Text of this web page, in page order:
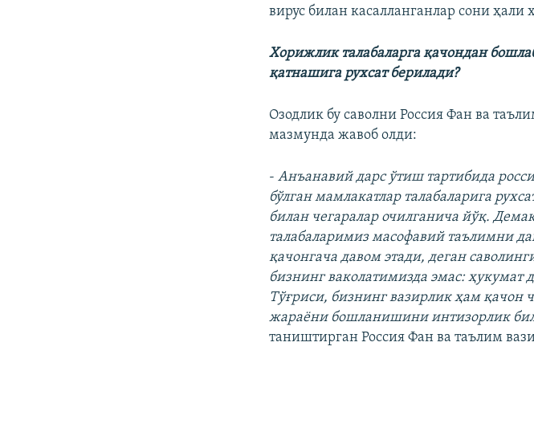
вирус билан касалланганлар сони
Хорижлик талабаларга қачондан
қатнашига рухсат берилади?
Озодлик бу саволни Россия Фан ва
мазмунда жавоб олди:
-Анъанавий дарс ўтиш тартибида
бўлган мамлакатлар талабаларига
билан чегаралар очилганича йўқ.
талабаларимиз масофавий таълимни
қачонгача давом этади, деган
бизнинг ваколатимизда эмас: ҳукумат
Тўғриси, бизнинг вазирлик ҳам қачон
жараёни бошланишини интизорлик
таништирган Россия Фан ва таълим